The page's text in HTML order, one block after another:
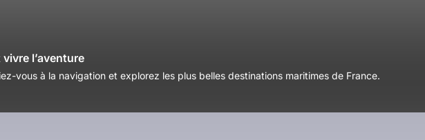
l’aventure
vous à la navigation et explorez les plus belles destinations maritimes de France.